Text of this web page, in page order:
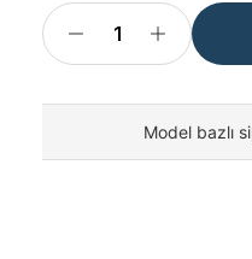
Model bazlı